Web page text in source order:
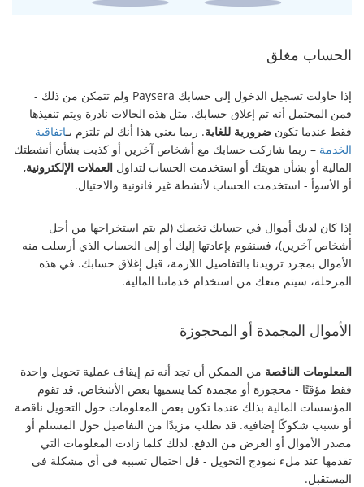
الحساب مغلق
إذا حاولت تسجيل الدخول إلى حسابك Paysera ولم تتمكن من ذلك -
فمن المحتمل أنه تم إغلاق حسابك. مثل هذه الحالات نادرة ويتم تنفيذها
فقط عندما تكون ضرورية للغاية. ربما يعني هذا أنك لم تلتزم بـاتفاقية
الخدمة – ربما شاركت حسابك مع أشخاص آخرين أو كذبت بشأن أنشطتك
المالية أو بشأن هويتك أو استخدمت الحساب لتداول العملات الإلكترونية,
أو الأسوأ - استخدمت الحساب لأنشطة غير قانونية والاحتيال.
إذا كان لديك أموال في حسابك تخصك (لم يتم استخراجها من أجل
أشخاص آخرين)، فسنقوم بإعادتها إليك أو إلى الحساب الذي أرسلت منه
الأموال بمجرد تزويدنا بالتفاصيل اللازمة، قبل إغلاق حسابك. في هذه
المرحلة، سيتم منعك من استخدام خدماتنا المالية.
الأموال المجمدة أو المحجوزة
المعلومات الناقصة من الممكن أن تجد أنه تم إيقاف عملية تحويل واحدة
فقط مؤقتًا - محجوزة أو مجمدة كما يسميها بعض الأشخاص. قد تقوم
المؤسسات المالية بذلك عندما تكون بعض المعلومات حول التحويل ناقصة
أو تسبب شكوكًا إضافية. قد نطلب مزيدًا من التفاصيل حول المستلم أو
مصدر الأموال أو الغرض من الدفع. لذلك كلما زادت المعلومات التي
تقدمها عند ملء نموذج التحويل - قل احتمال تسببه في أي مشكلة في
المستقبل.